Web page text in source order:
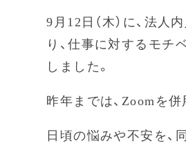
9月12日（木）に、法
り、仕事に対するモチ
しました。
昨年までは、Zoomを
日頃の悩みや不安を、